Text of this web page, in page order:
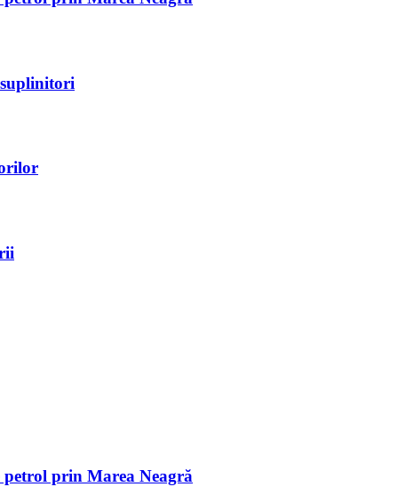
petrol prin Marea Neagră